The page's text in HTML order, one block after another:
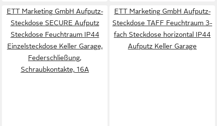
ETT Marketing GmbH Aufputz-
Steckdose SECURE Aufputz
Steckdose Feuchtraum IP44
Einzelsteckdose Keller Garage,
Federschließung,
Schraubkontakte, 16A
ETT Marketing GmbH Aufputz-
Steckdose TAFF Feuchtraum 3-
fach Steckdose horizontal IP44
Aufputz Keller Garage